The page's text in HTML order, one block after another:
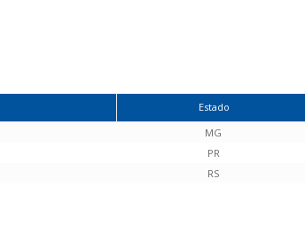
Estado
MG
PR
RS